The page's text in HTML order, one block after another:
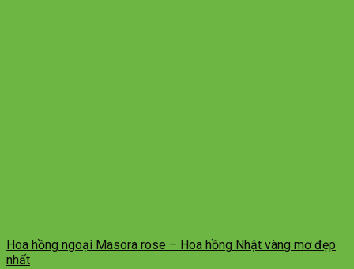
Hoa hồng ngoại Masora rose – Hoa hồng Nhật vàng mơ đẹp
nhất